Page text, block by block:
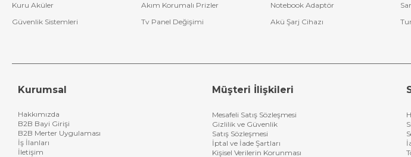
Kuru Aküler
Akım Korumalı Prizler Notebook Adaptör
Güvenlik Sistemleri
Tv Panel Değişimi Akü Şarj Cihazı
Kurumsal
Hakkımızda
B2B Bayi Girişi
B2B Merter Uygulaması
İş İlanları
İletişim
Müşteri İlişkileri
Mesafeli Satış Sözleşmesi
Gizlilik ve Güvenlik
Satış Sözleşmesi
İptal ve İade Şartları
Kişisel Verilerin Korunması